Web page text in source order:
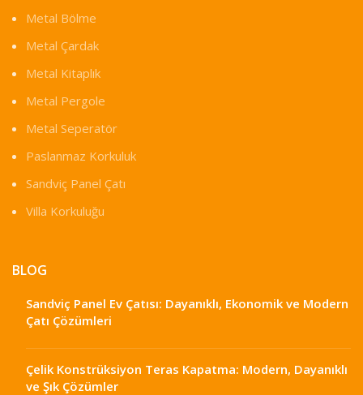
Metal Bölme
Metal Çardak
Metal Kitaplık
Metal Pergole
Metal Seperatör
Paslanmaz Korkuluk
Sandviç Panel Çatı
Villa Korkuluğu
BLOG
Sandviç Panel Ev Çatısı: Dayanıklı, Ekonomik ve Modern
Çatı Çözümleri
Çelik Konstrüksiyon Teras Kapatma: Modern, Dayanıklı
ve Şık Çözümler